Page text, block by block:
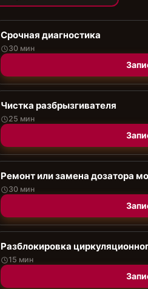
Срочная диагностика
30 мин
Чистка разбрызгивателя
25 мин
Ремонт или замена дозатора
30 мин
Разблокировка
15 мин